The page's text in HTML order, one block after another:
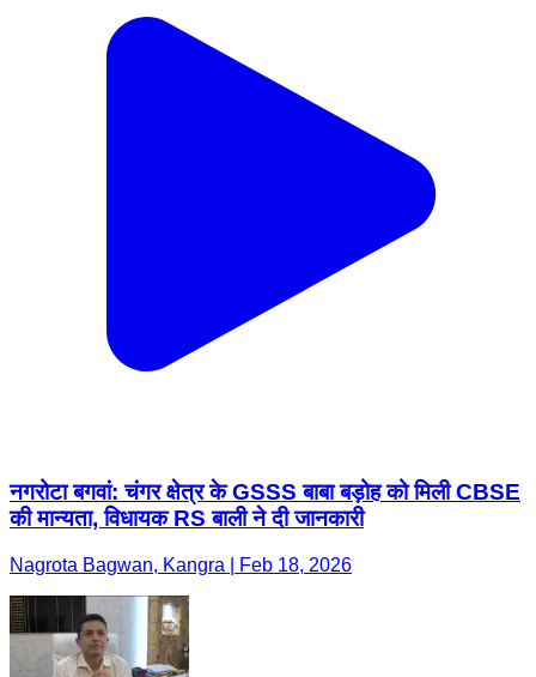
नगरोटा बगवां: चंगर क्षेत्र के GSSS बाबा बड़ोह को मिली CBSE
की मान्यता, विधायक RS बाली ने दी जानकारी
Nagrota Bagwan, Kangra | Feb 18, 2026